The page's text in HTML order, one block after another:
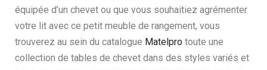
équipée d’un chevet ou que vous souhaitiez agrémenter
votre lit avec ce petit meuble de rangement, vous
trouverez au sein du catalogue Matelpro toute une
collection de tables de chevet dans des styles variés et